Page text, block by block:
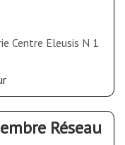
Centre Eleusis N 1
Réseau